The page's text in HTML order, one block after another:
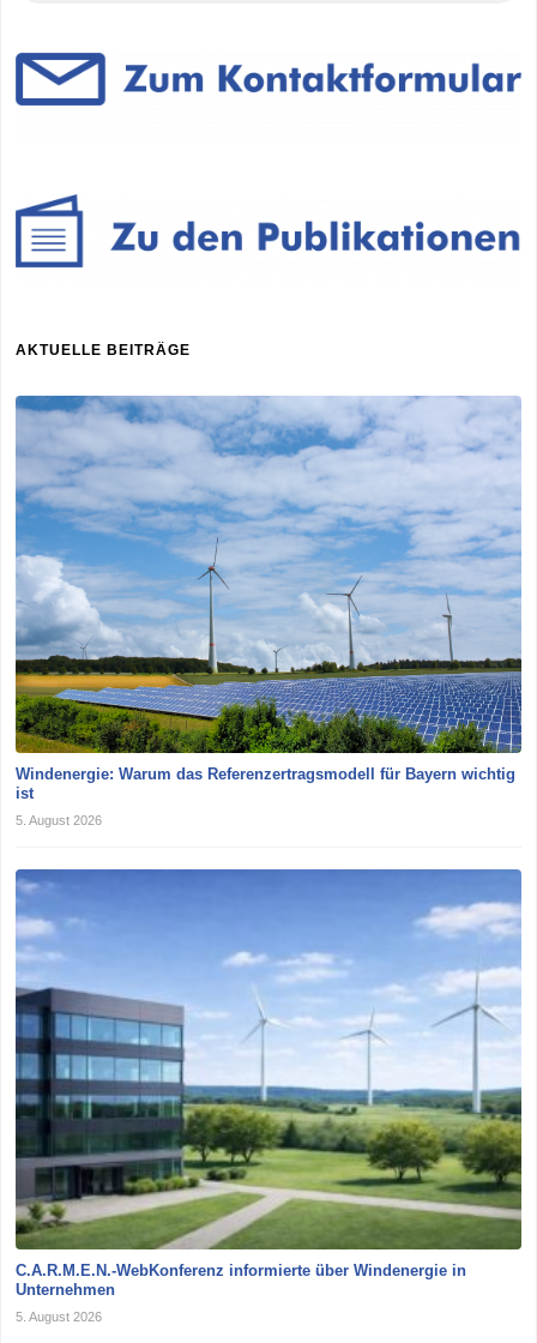
AKTUELLE BEITRÄGE
Windenergie: Warum das Referenzertragsmodell für Bayern wichtig
ist
5. August 2026
C.A.R.M.E.N.-WebKonferenz informierte über Windenergie in
Unternehmen
5. August 2026